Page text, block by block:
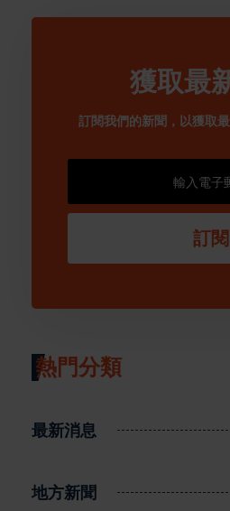
獲取最
訂閱我們的新聞，以獲取
訂閱
熱門分類
最新消息
地方新聞